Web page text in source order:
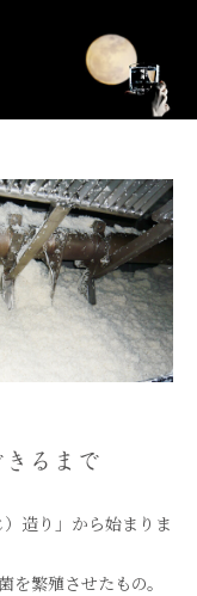
きるまで
造り」から始まりま
を繁殖させたもの。